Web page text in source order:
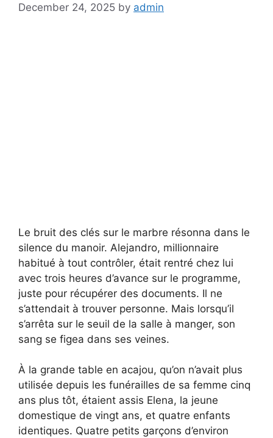
December 24, 2025 by admin
Le bruit des clés sur le marbre résonna dans le
silence du manoir. Alejandro, millionnaire
habitué à tout contrôler, était rentré chez lui
avec trois heures d’avance sur le programme,
juste pour récupérer des documents. Il ne
s’attendait à trouver personne. Mais lorsqu’il
s’arrêta sur le seuil de la salle à manger, son
sang se figea dans ses veines.
À la grande table en acajou, qu’on n’avait plus
utilisée depuis les funérailles de sa femme cinq
ans plus tôt, étaient assis Elena, la jeune
domestique de vingt ans, et quatre enfants
identiques. Quatre petits garçons d’environ